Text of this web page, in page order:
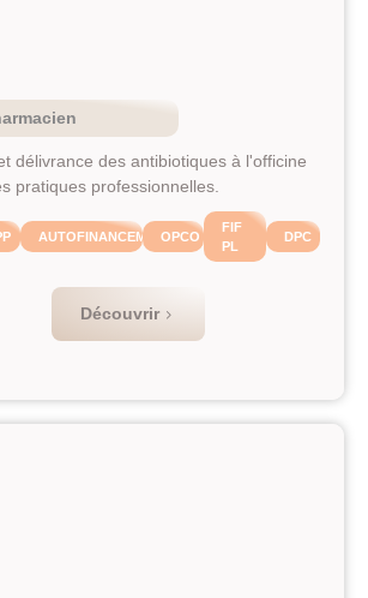
délivrance des antibiotiques à l'officine
pratiques professionnelles.
AUTOFINANCEMENTOPCO
FIF
PL
DPC
Découvrir